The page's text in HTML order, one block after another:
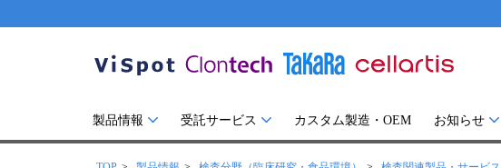
製品情報 受託サービス カスタム製造・OEM お知らせ